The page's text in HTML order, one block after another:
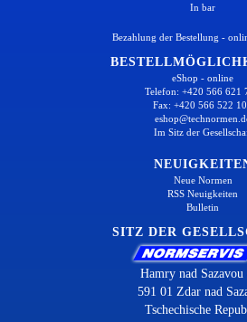
In bar
Bezahlung der Bestellung -
eShop - online
Telefon: +420 566 621
Fax: +420 566 522
Im Sitz der
Neue Normen
RSS Neuigkeiten
Bulletin
SITZ DER
Hamry nad Sazavou
591 01 Zdar nad
Tschechische